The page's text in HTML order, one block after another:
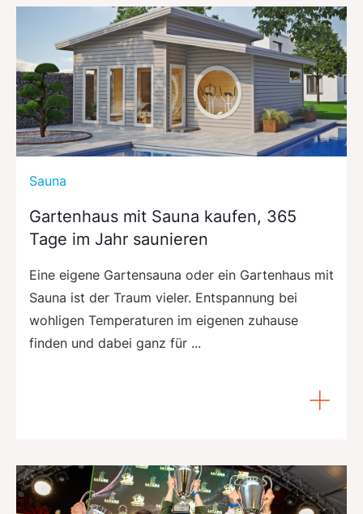
Sauna
Gartenhaus mit Sauna kaufen, 365
Tage im Jahr saunieren
Eine eigene Gartensauna oder ein Gartenhaus mit
Sauna ist der Traum vieler. Entspannung bei
wohligen Temperaturen im eigenen zuhause
finden und dabei ganz für ...